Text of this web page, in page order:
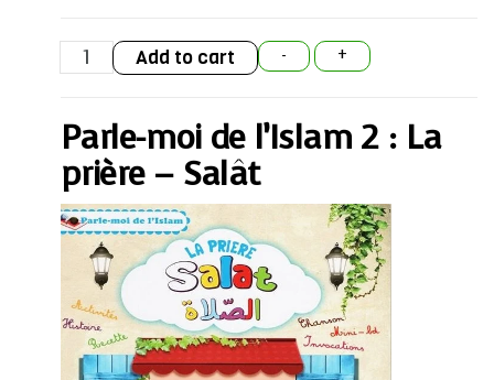
-
Parle-
moi
de
La
prière
Salât
quantity
+
Add to cart
Parle-moi de l’Islam 2 : La
prière – Salât